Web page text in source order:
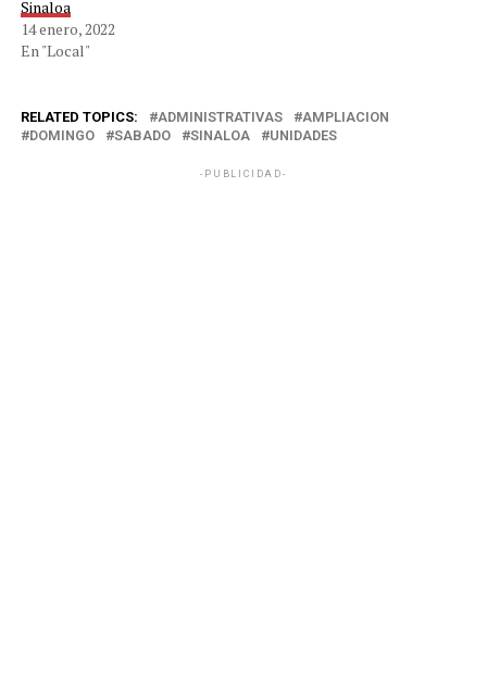
Sinaloa
14 enero, 2022
En "Local"
RELATED TOPICS: ADMINISTRATIVAS
AMPLIACION
DOMINGO
SABADO SINALOA UNIDADES
-PUBLICIDAD-